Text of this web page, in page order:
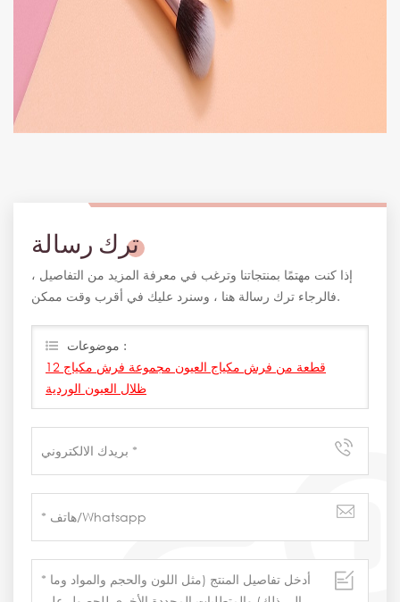
ترك رسالة
إذا كنت مهتمًا بمنتجاتنا وترغب في معرفة المزيد من التفاصيل ،
فالرجاء ترك رسالة هنا ، وسنرد عليك في أقرب وقت ممكن.
موضوعات :
12 قطعة من فرش مكياج العيون مجموعة فرش مكياج
ظلال العيون الوردية